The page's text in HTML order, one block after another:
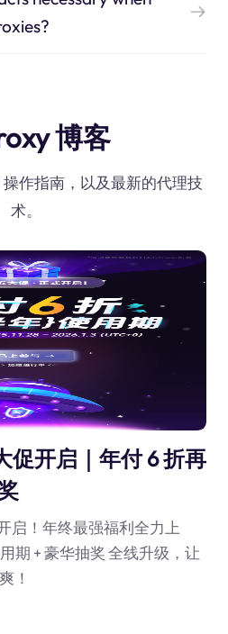
博客
作指南，以及最新的代理技
术。
促开启｜年付 6 折再
启！年终最强福利全力上
期 + 豪华抽奖 全线升级，让
！